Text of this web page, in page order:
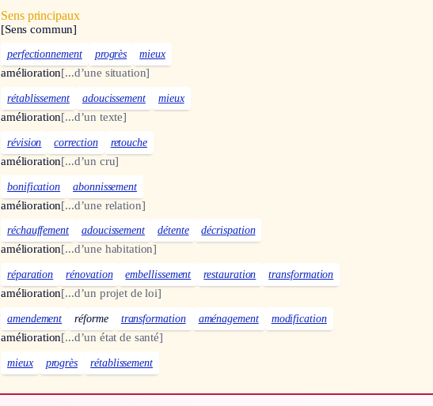
Sens principaux
[Sens commun]
perfectionnement progrès mieux
amélioration[...d’une situation]
rétablissement adoucissement mieux
amélioration[...d’un texte]
révision correction retouche
amélioration[...d’un cru]
bonification abonnissement
amélioration[...d’une relation]
réchauffement adoucissement détente décrispation
amélioration[...d’une habitation]
réparation rénovation embellissement restauration transformation
amélioration[...d’un projet de loi]
amendement réforme transformation aménagement modification
amélioration[...d’un état de santé]
mieux progrès rétablissement